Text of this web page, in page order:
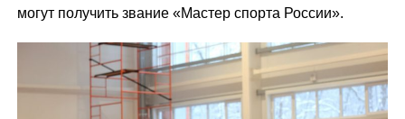
могут получить звание «Мастер спорта России».